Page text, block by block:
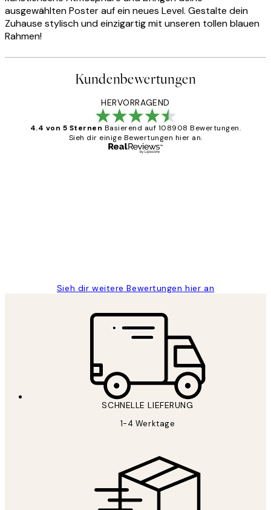
ausgewählten Poster auf ein neues Level. Gestalte dein
Zuhause stylisch und einzigartig mit unseren tollen blauen
Rahmen!
Kundenbewertungen
HERVORRAGEND
4.4 von 5 Sternen Basierend auf 108908 Bewertungen.
Sieh dir einige Bewertungen hier an.
Sieh dir weitere Bewertungen hier an
SCHNELLE LIEFERUNG
1-4 Werktage